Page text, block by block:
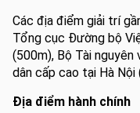
Các địa điểm giải trí
Tổng cục Đường bộ
(500m), Bộ Tài nguyên
dân cấp cao tại Hà
Địa điểm hành chính